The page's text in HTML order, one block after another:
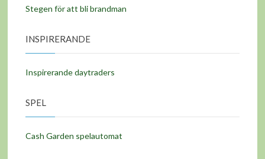
Stegen för att bli brandman
INSPIRERANDE
Inspirerande daytraders
SPEL
Cash Garden spelautomat